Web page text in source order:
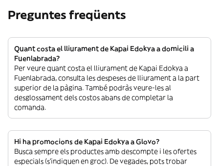
Preguntes freqüents
Quant costa el lliurament de Kapai Edokya a domicili a
Fuenlabrada?
Per veure quant costa el lliurament de Kapai Edokya a
Fuenlabrada, consulta les despeses de lliurament a la part
superior de la pàgina. També podràs veure-les al
desglossament dels costos abans de completar la
comanda.
Hi ha promocions de Kapai Edokya a Glovo?
Busca sempre els productes amb descompte i les ofertes
especials (s’indiquen en groc). De vegades, pots trobar